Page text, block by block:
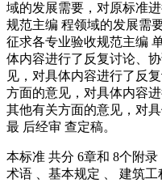
域的发展需要，对原标准
规范主编 程领域的发展需
征求各专业验收规范主编
体内容进行了反复讨论、
见，对具体内容进行了反
方面的意见，对具体内容
其他有关方面的意见，对
最 后经审 查定稿。
本标准 共分 6章和 8个附录
术语 、基本规定 、 建筑